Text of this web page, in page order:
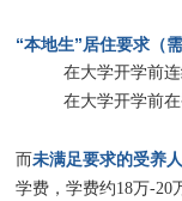
“本地生”居住要求（
在大学开学前
在大学开学前
而未满足要求的受养人
学费，学费约18万-20